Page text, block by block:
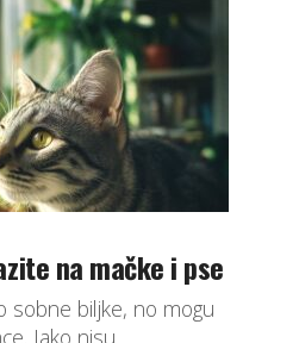
na mačke i pse
sobne biljke, no mogu
Iako nisu